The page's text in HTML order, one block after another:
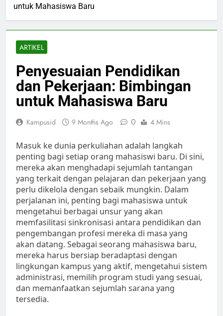
untuk Mahasiswa Baru
ARTIKEL
Penyesuaian Pendidikan
dan Pekerjaan: Bimbingan
untuk Mahasiswa Baru
Kampusid 9 Months Ago 0 4 Mins
Masuk ke dunia perkuliahan adalah langkah
penting bagi setiap orang mahasiswi baru. Di sini,
mereka akan menghadapi sejumlah tantangan
yang terkait dengan pelajaran dan pekerjaan yang
perlu dikelola dengan sebaik mungkin. Dalam
perjalanan ini, penting bagi mahasiswa untuk
mengetahui berbagai unsur yang akan
memfasilitasi sinkronisasi antara pendidikan dan
pengembangan profesi mereka di masa yang
akan datang. Sebagai seorang mahasiswa baru,
mereka harus bersiap beradaptasi dengan
lingkungan kampus yang aktif, mengetahui sistem
administrasi, memilih program studi yang sesuai,
dan memanfaatkan sejumlah sarana yang
tersedia.